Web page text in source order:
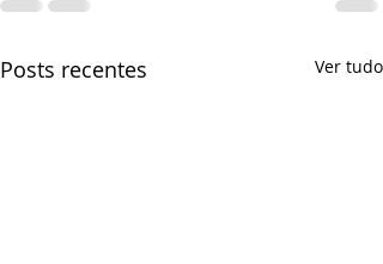
Posts recentes Ver tudo